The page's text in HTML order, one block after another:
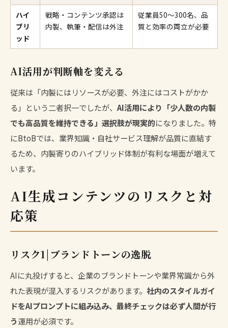
ハイ
ブリ
ッド
戦略・コンテンツ承認は
内製、執筆・配信は外注
従業員50〜300名、品
質と効率の両立が必要
AI活用が判断軸を変える
従来は「内製にはリソースが必要、外注にはコストがかか
る」という二者択一でしたが、 AI活用により「少人数の内製
でも高品質を維持できる」選択肢が現実的になりました。特
にBtoBでは、業界知識・自社サービス理解が品質に直結す
るため、内製寄りのハイブリッド体制が有利な場面が増えて
います。
AI生成コンテンツのリスクと対
応策
リスク1|ブランドトーンの逸脱
AIに丸投げすると、企業のブランドトーンや業界常識から外
れた表現が混入するリスクがあります。 社内のスタイルガイ
ドをAIプロンプトに組み込み、最終チェックは必ず人間が行
う運用が必須です。